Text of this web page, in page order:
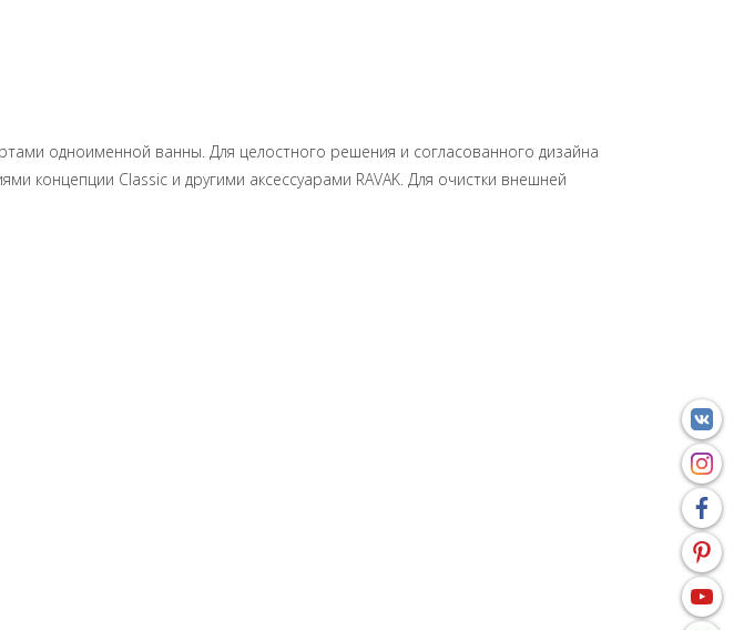
одноименной ванны. Для целостного решения и согласованного дизайна
концепции Classic и другими аксессуарами RAVAK. Для очистки внешней